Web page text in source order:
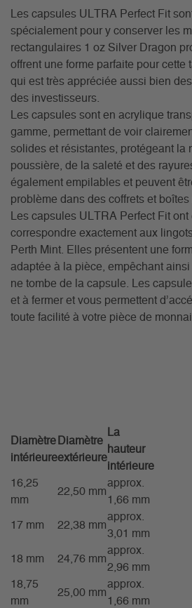
Les capsules ULTRA Perfect Fit
spécialement pour y conserver les
rectangulaires 1 oz Silver Dragon
offrent une forme parfaite pour cette
qui est très appréciée aussi bien
des investisseurs.
Les capsules sont en acrylique
gamme, permettant de voir
solides et résistantes, protégeant la
poussière, de la saleté et des
également empilables et peuvent
problème dans des coffrets et boîtes
Les capsules ULTRA Perfect Fit
correspondre exactement aux
Perth Mint. Elles présentent une
adaptée à la pièce, empêchant ainsi
ne tombe de la capsule. Les
et à fermer et vous permettent
toute facilité à votre pièce de
Diamètre
intérieure
Diamètre
extérieure
La
hauteur
intérieure
16,25
mm
22,50 mm
approx.
1,66 mm
17 mm 22,38 mm
approx.
3,01 mm
18 mm 24,76 mm
approx.
2,96 mm
18,75
mm
25,00 mm
approx.
1,66 mm